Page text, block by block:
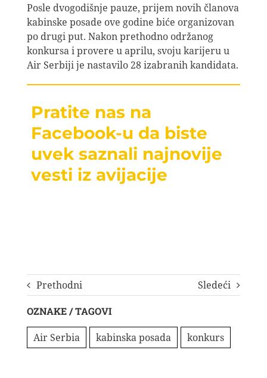
Posle dvogodišnje pauze, prijem novih članova
kabinske posade ove godine biće organizovan
po drugi put. Nakon prethodno održanog
konkursa i provere u aprilu, svoju karijeru u
Air Serbiji je nastavilo 28 izabranih kandidata.
Pratite nas na
Facebook-u da biste
uvek saznali najnovije
vesti iz avijacije
Prethodni Sledeći
OZNAKE / TAGOVI
Air Serbia kabinska posada konkurs